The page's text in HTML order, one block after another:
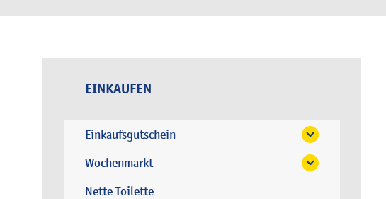
EINKAUFEN
Einkaufsgutschein
Wochenmarkt
Nette Toilette